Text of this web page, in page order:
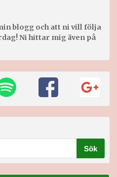
blogg och att ni vill följa
Ni hittar mig även på